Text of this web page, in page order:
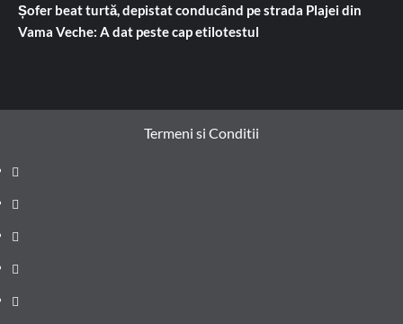
Șofer beat turtă, depistat conducând pe strada Plajei din
Vama Veche: A dat peste cap etilotestul
Termeni si Conditii
Prima
pagină
Știri
de
ultima
Administrație
locală
Actualitate
Justiție